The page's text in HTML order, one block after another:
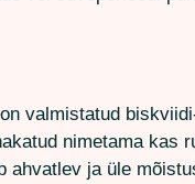
valmistatud
nimetama
ja üle